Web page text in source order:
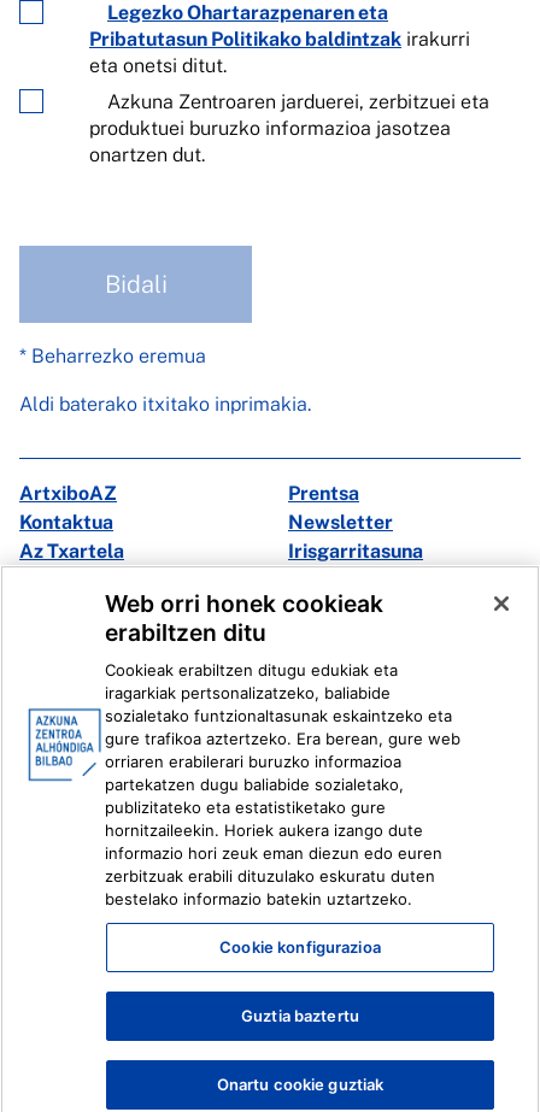
Legezko Ohartarazpenaren eta
Pribatutasun Politikako baldintzak irakurri
eta onetsi ditut.
Azkuna Zentroaren jarduerei, zerbitzuei eta
produktuei buruzko informazioa jasotzea
onartzen dut.
Bidali
* Beharrezko eremua
Aldi baterako itxitako inprimakia.
ArtxiboAZ
Prentsa
Kontaktua
Newsletter
Az Txartela
Irisgarritasuna
Instagram
Youtube
Linkedin
Ivoox
Lege informazioa Barneko Informazio Sistema
Web orri honek cookieak
erabiltzen ditu
Cookieak erabiltzen ditugu edukiak eta
iragarkiak pertsonalizatzeko, baliabide
sozialetako funtzionaltasunak eskaintzeko eta
gure trafikoa aztertzeko. Era berean, gure web
orriaren erabilerari buruzko informazioa
partekatzen dugu baliabide sozialetako,
publizitateko eta estatistiketako gure
hornitzaileekin. Horiek aukera izango dute
informazio hori zeuk eman diezun edo euren
zerbitzuak erabili dituzulako eskuratu duten
bestelako informazio batekin uztartzeko.
Cookie konfigurazioa
Guztia baztertu
Onartu cookie guztiak